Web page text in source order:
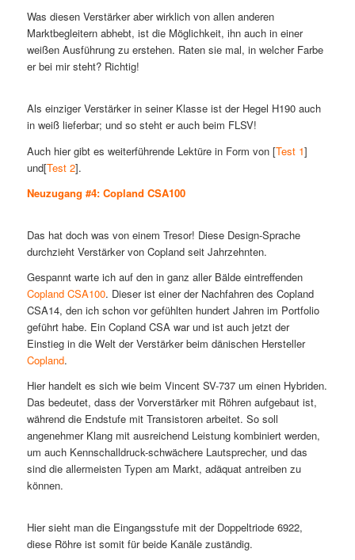
Was diesen Verstärker aber wirklich von allen anderen
Marktbegleitern abhebt, ist die Möglichkeit, ihn auch in einer
weißen Ausführung zu erstehen. Raten sie mal, in welcher Farbe
er bei mir steht? Richtig!
Als einziger Verstärker in seiner Klasse ist der Hegel H190 auch
in weiß lieferbar; und so steht er auch beim FLSV!
Auch hier gibt es weiterführende Lektüre in Form von [Test 1]
und[Test 2].
Neuzugang #4: Copland CSA100
Das hat doch was von einem Tresor! Diese Design-Sprache
durchzieht Verstärker von Copland seit Jahrzehnten.
Gespannt warte ich auf den in ganz aller Bälde eintreffenden
Copland CSA100. Dieser ist einer der Nachfahren des Copland
CSA14, den ich schon vor gefühlten hundert Jahren im Portfolio
geführt habe. Ein Copland CSA war und ist auch jetzt der
Einstieg in die Welt der Verstärker beim dänischen Hersteller
Copland.
Hier handelt es sich wie beim Vincent SV-737 um einen Hybriden.
Das bedeutet, dass der Vorverstärker mit Röhren aufgebaut ist,
während die Endstufe mit Transistoren arbeitet. So soll
angenehmer Klang mit ausreichend Leistung kombiniert werden,
um auch Kennschalldruck-schwächere Lautsprecher, und das
sind die allermeisten Typen am Markt, adäquat antreiben zu
können.
Hier sieht man die Eingangsstufe mit der Doppeltriode 6922,
diese Röhre ist somit für beide Kanäle zuständig.